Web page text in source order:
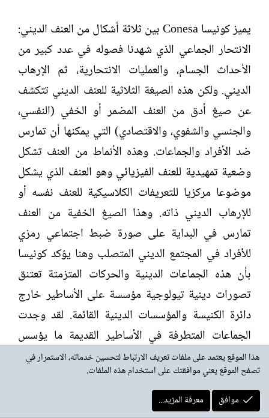
يميز كونيسا Conesa بين ثلاثة أشكال من العنف الديني:
الانتحار الجماعي الذي شهدنا فصوله في عدد كبير من
الأحداث الجسام، والعمليات الانتحارية، ثم الإرهاب
الديني. ولكن هذه الصيغة الثلاثية للعنف الديني تتكشف
عن صيغ أدق من العنف المضمر أو الخفي (النفسي،
والجنسي والشفوي، والاقتصادي) التي يمكنها أن تمارس
ضد الأفراد والجماعات. وهذه الأنماط من العنف تشكل
وضعية تمهيدية للعنف الفيزيائي وهو العنف الذي يشكل
موضوعا مركزيا للتعريفات الكلاسيكية للعنف نفسه أو
للإرهاب الديني ذاته. وهذا الصيغ الخفية من العنف
تمارس في البداية على صورة ضبط اجتماعي رمزي
للأفراد في المجتمع الديني المتصلب وهنا يؤكد كونيسا
بأن هذه الجماعات الدينية والحركات المتزمتة تعتنق
تصورات دينية تيولوجية مؤسسة على الأساطير خارج
دائرة الكنيسة والمؤسسات الدينية القائمة. لقد وجدت
الجماعات المتطرفة في الأساطير القديمة ما يؤسس
لممارساتها التدميرية على نحو رمزي وقد عملت هذه
الجماعات على إعادة تفسير هذه المنازع الأسطورية على
نحو جديد واستطاعت أن تدمجها في النبضة الوجدانية
هذا الموقع يعتمد على ملفات تعريف الارتباط لتحسين خدماته، الاستمرار في
تصفح الموقع يعني موافقتك على استخدام هذه الملفات.
موافق
معرفة المزيد...